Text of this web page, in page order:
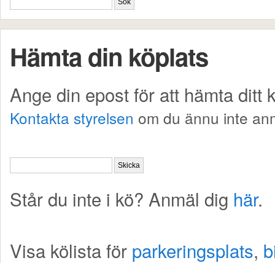
Hämta din köplats
Ange din epost för att hämta ditt
Kontakta styrelsen om du ännu inte
Står du inte i kö? Anmäl dig här.
Visa kölista för parkeringsplats,